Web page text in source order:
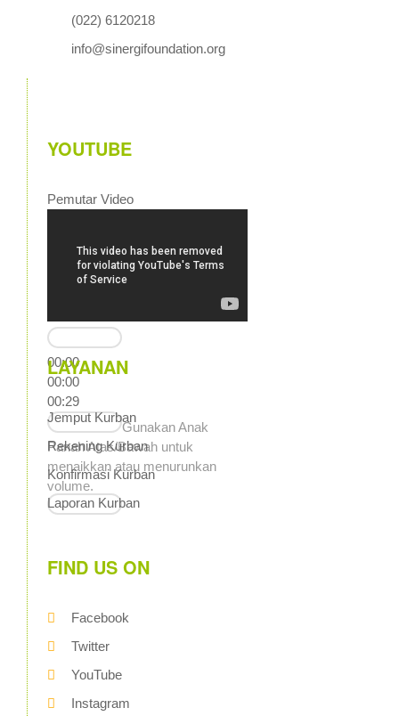
(022) 6120218
info@sinergifoundation.org
YOUTUBE
Pemutar Video
00:00
00:00
00:29
Gunakan Anak
Panah Atas/Bawah untuk
menaikkan atau menurunkan
volume.
LAYANAN
Jemput Kurban
Rekening Kurban
Konfirmasi Kurban
Laporan Kurban
FIND US ON
Facebook
Twitter
YouTube
Instagram